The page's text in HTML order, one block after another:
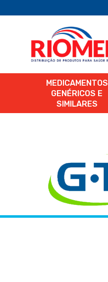
MEDICAMENTOS
GENÉRICOS E
SIMILARES